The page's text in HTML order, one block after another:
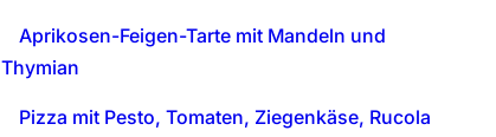
Aprikosen-Feigen-Tarte mit Mandeln und
Thymian
Pizza mit Pesto, Tomaten, Ziegenkäse, Rucola